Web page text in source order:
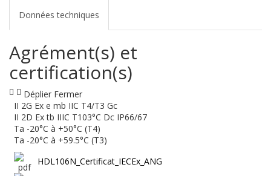
Données techniques
Agrément(s) et
certification(s)
Déplier Fermer
II 2G Ex e mb IIC T4/T3 Gc
II 2D Ex tb IIIC T103°C Dc IP66/67
Ta -20°C à +50°C (T4)
Ta -20°C à +59.5°C (T3)
HDL106N_Certificat_IECEx_ANG